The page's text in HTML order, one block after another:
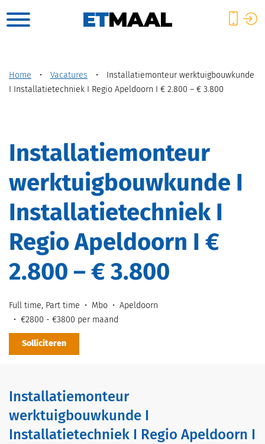
Home • Vacatures •
Installatiemonteur werktuigbouwkunde
I Installatietechniek I Regio Apeldoorn I € 2.800 – € 3.800
Installatiemonteur
werktuigbouwkunde I
Installatietechniek I
Regio Apeldoorn I €
2.800 – € 3.800
Full time, Part time Mbo
Apeldoorn
€2800 - €3800 per maand
Solliciteren
Installatiemonteur
werktuigbouwkunde I
Installatietechniek I Regio Apeldoorn I